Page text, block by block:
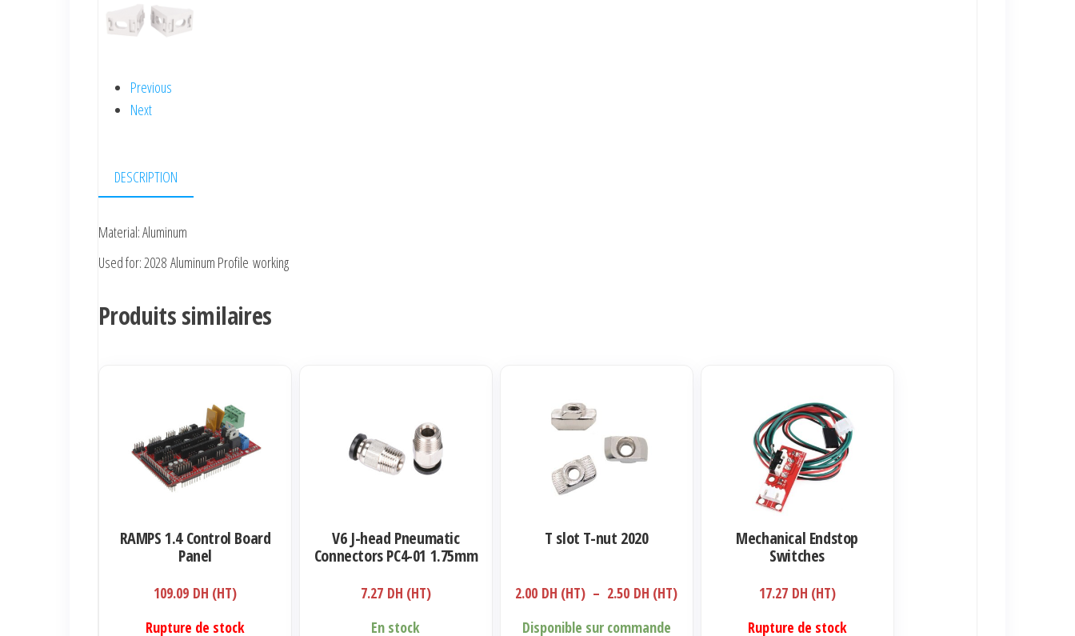
Previous
Next
DESCRIPTION
Material: Aluminum
Used for: 2028 Aluminum Profile working
Produits similaires
RAMPS 1.4 Control Board
Panel
109.09 DH (HT)
Rupture de stock
V6 J-head Pneumatic
Connectors PC4-01 1.75mm
7.27 DH (HT)
En stock
T slot T-nut 2020
2.00 DH (HT) – 2.50 DH (HT)Plage
choisies
Disponible sur commande
Mechanical Endstop
Switches
17.27 DH (HT)
Rupture de stock